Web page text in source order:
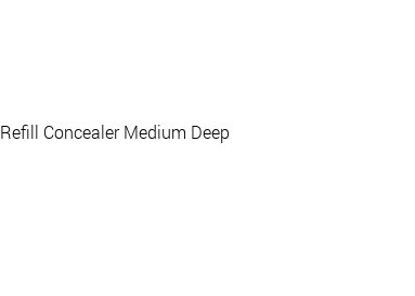
Concealer Medium Deep